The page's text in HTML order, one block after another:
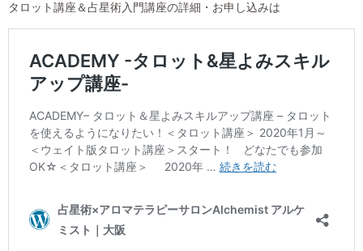
タロット講座＆占星術入門講座の詳細・お申し込みは